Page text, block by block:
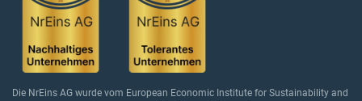
Die NrEins AG wurde vom European Economic Institute for Sustainability and